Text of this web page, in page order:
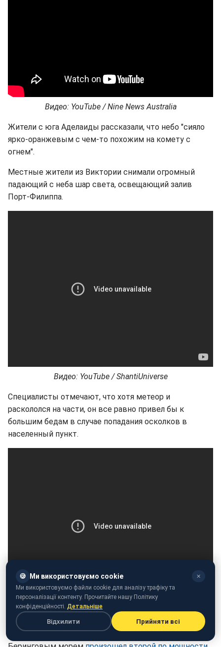
Видео: YouTube / Nine News Australia
Жители с юга Аделаиды рассказали, что небо "сияло
ярко-оранжевым с чем-то похожим на комету с
огнем".
Местные жители из Виктории снимали огромный
падающий с неба шар света, освещающий залив
Порт-Филиппа.
Видео: YouTube / ShantiUniverse
Специалисты отмечают, что хотя метеор и
раскололся на части, он все равно привел бы к
большим бедам в случае попадания осколков в
населенный пункт.
Видео: YouTube / ShantiUniverse
Как сообщалось ранее, в декабре 2018 года над
🍪 Ми використовуємо cookie ✕
Ми використовуємо файли cookie для аналізу трафіку та
персоналізації контенту. Прочитайте нашу Політику
конфіденційності. Детальніше
Відхилити Прийняти всі